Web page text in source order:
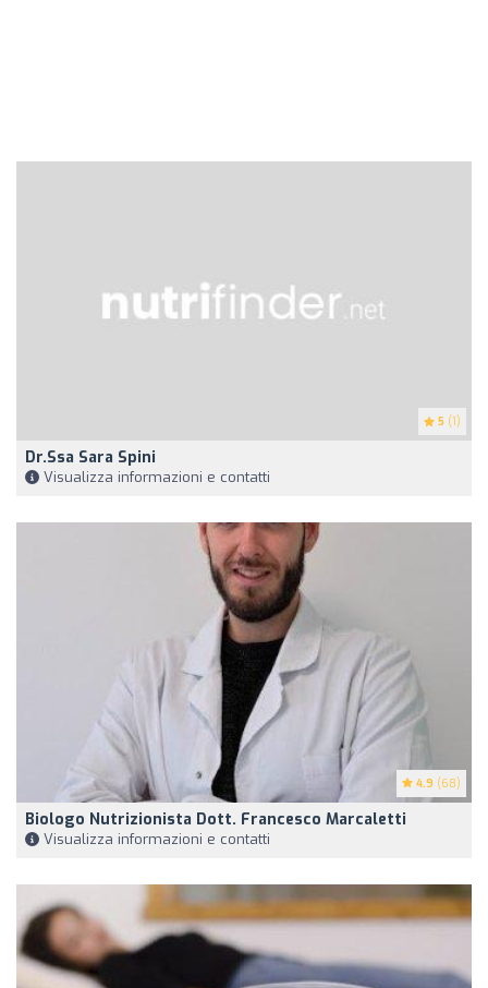
5 (1)
Dr.ssa Sara Spini
Visualizza informazioni e contatti
4.9 (68)
Biologo Nutrizionista Dott. Francesco Marcaletti
Visualizza informazioni e contatti